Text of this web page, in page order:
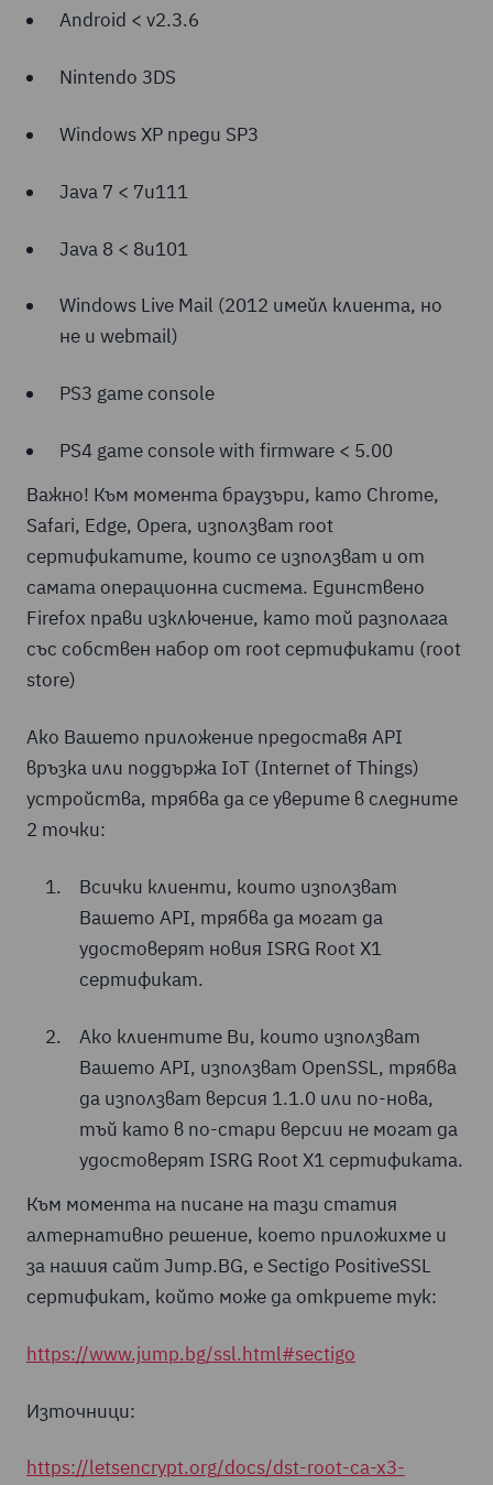
Android < v2.3.6
Nintendo 3DS
Windows XP преди SP3
Java 7 < 7u111
Java 8 < 8u101
Windows Live Mail (2012 имейл клиента, но
не и webmail)
PS3 game console
PS4 game console with firmware < 5.00
Важно! Към момента браузъри, като Chrome,
Safari, Edge, Opera, използват root
сертификатите, които се използват и от
самата операционна система. Единствено
Firefox прави изключение, като той разполага
със собствен набор от root сертификати (root
store)
Ако Вашето приложение предоставя API
връзка или поддържа IoT (Internet of Things)
устройства, трябва да се уверите в следните
2 точки:
Всички клиенти, които използват
Вашето API, трябва да могат да
удостоверят новия ISRG Root X1
сертификат.
Ако клиентите Ви, които използват
Вашето API, използват OpenSSL, трябва
да използват версия 1.1.0 или по-нова,
тъй като в по-стари версии не могат да
удостоверят ISRG Root X1 сертификата.
Към момента на писане на тази статия
алтернативно решение, което приложихме и
за нашия сайт Jump.BG, е Sectigo PositiveSSL
сертификат, който може да откриете тук:
https://www.jump.bg/ssl.html#sectigo
Източници:
https://letsencrypt.org/docs/dst-root-ca-x3-